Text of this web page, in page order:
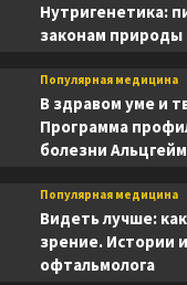
Нутригенетика:
законам природы
Популярная медицина
В здравом уме и
Программа
болезни
Популярная медицина
Видеть лучше:
зрение. Истории
офтальмолога